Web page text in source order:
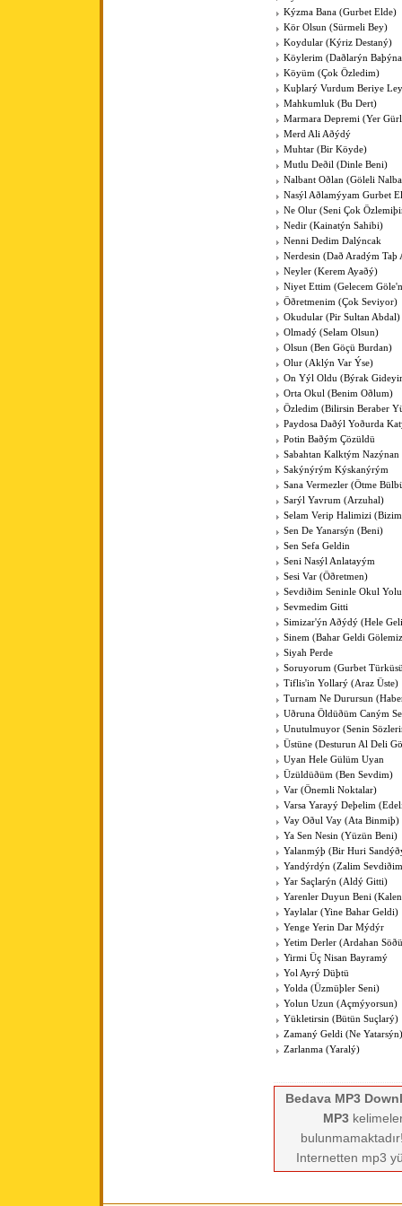
Kýzma Bana (Gurbet Elde)
Kör Olsun (Sürmeli Bey)
Koydular (Kýriz Destaný)
Köylerim (Daðlarýn
Köyüm (Çok Özledim)
Kuþlarý Vurdum Beriye
Mahkumluk (Bu Dert)
Marmara Depremi (Yer
Merd Ali Aðýdý
Muhtar (Bir Köyde)
Mutlu Deðil (Dinle Beni)
Nalbant Oðlan (Göleli
Nasýl Aðlamýyam Gurbet
Ne Olur (Seni Çok
Nedir (Kainatýn Sahibi)
Nenni Dedim Dalýncak
Nerdesin (Dað Aradým Taþ
Neyler (Kerem Ayaðý)
Niyet Ettim (Gelecem
Öðretmenim (Çok Seviyor)
Okudular (Pir Sultan Abdal)
Olmadý (Selam Olsun)
Olsun (Ben Göçü Burdan)
Olur (Aklýn Var Ýse)
On Yýl Oldu (Býrak
Orta Okul (Benim Oðlum)
Özledim (Bilirsin Beraber
Paydosa Daðýl Yoðurda
Potin Baðým Çözüldü
Sabahtan Kalktým Nazýnan
Sakýnýrým Kýskanýrým
Sana Vermezler (Ötme
Sarýl Yavrum (Arzuhal)
Selam Verip Halimizi
Sen De Yanarsýn (Beni)
Sen Sefa Geldin
Seni Nasýl Anlatayým
Sesi Var (Öðretmen)
Sevdiðim Seninle Okul
Sevmedim Gitti
Simizar'ýn Aðýdý (Hele
Sinem (Bahar Geldi
Siyah Perde
Soruyorum (Gurbet
Tiflis'in Yollarý (Araz Üste)
Turnam Ne Durursun
Uðruna Öldüðüm Caným
Unutulmuyor (Senin
Üstüne (Desturun Al Deli
Uyan Hele Gülüm Uyan
Üzüldüðüm (Ben Sevdim)
Var (Önemli Noktalar)
Varsa Yarayý Deþelim
Vay Oðul Vay (Ata Binmiþ)
Ya Sen Nesin (Yüzün Beni)
Yalanmýþ (Bir Huri
Yandýrdýn (Zalim
Yar Saçlarýn (Aldý Gitti)
Yarenler Duyun Beni
Yaylalar (Yine Bahar Geldi)
Yenge Yerin Dar Mýdýr
Yetim Derler (Ardahan
Yirmi Üç Nisan Bayramý
Yol Ayrý Düþtü
Yolda (Üzmüþler Seni)
Yolun Uzun (Açmýyorsun)
Yükletirsin (Bütün Suçlarý)
Zamaný Geldi (Ne Yatarsýn)
Zarlanma (Yaralý)
Bedava MP3
MP3
Internetten mp3